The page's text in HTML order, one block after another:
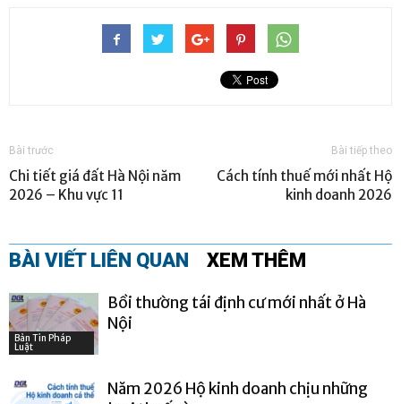
Bài trước
Chi tiết giá đất Hà Nội năm
2026 – Khu vực 11
Bài tiếp theo
Cách tính thuế mới nhất Hộ
kinh doanh 2026
BÀI VIẾT LIÊN QUAN XEM THÊM
Bản Tin Pháp
Luật
Bồi thường tái định cư mới nhất ở Hà
Nội
Năm 2026 Hộ kinh doanh chịu những